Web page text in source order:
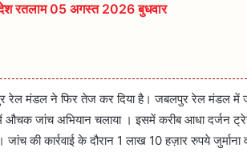
रतलाम 05 अगस्त 2026 बुधवार
रेल मंडल ने फिर तेज कर दिया है। जबलपुर रेल मंडल
में औचक जांच अभियान चलाया । इसमें करीब आधा दर्जन
जांच की कार्रवाई के दौरान 1 लाख 10 हज़ार रुपये